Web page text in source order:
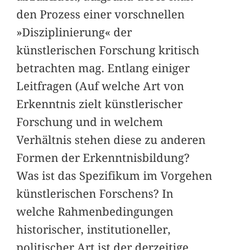
den Prozess einer vorschnellen
»Disziplinierung« der
künstlerischen Forschung kritisch
betrachten mag. Entlang einiger
Leitfragen (Auf welche Art von
Erkenntnis zielt künstlerischer
Forschung und in welchem
Verhältnis stehen diese zu anderen
Formen der Erkenntnisbildung?
Was ist das Spezifikum im Vorgehen
künstlerischen Forschens? In
welche Rahmenbedingungen
historischer, institutioneller,
politischer Art ist der derzeitige